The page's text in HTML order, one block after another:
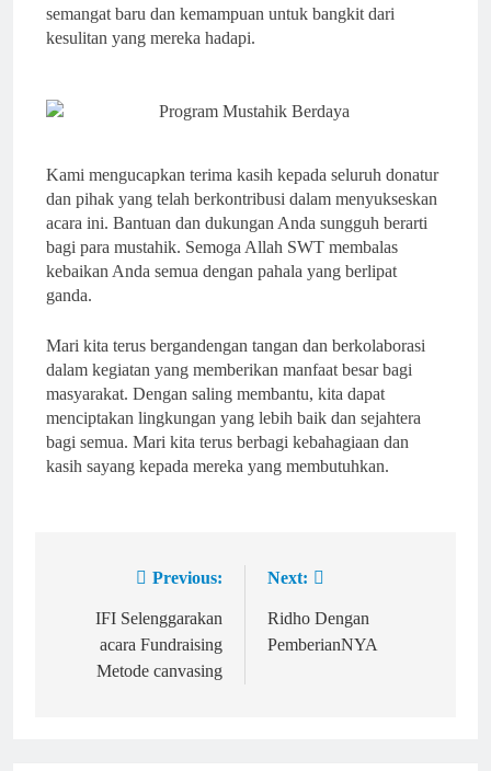
semangat baru dan kemampuan untuk bangkit dari
kesulitan yang mereka hadapi.
Kami mengucapkan terima kasih kepada seluruh donatur
dan pihak yang telah berkontribusi dalam menyukseskan
acara ini. Bantuan dan dukungan Anda sungguh berarti
bagi para mustahik. Semoga Allah SWT membalas
kebaikan Anda semua dengan pahala yang berlipat
ganda.
Mari kita terus bergandengan tangan dan berkolaborasi
dalam kegiatan yang memberikan manfaat besar bagi
masyarakat. Dengan saling membantu, kita dapat
menciptakan lingkungan yang lebih baik dan sejahtera
bagi semua. Mari kita terus berbagi kebahagiaan dan
kasih sayang kepada mereka yang membutuhkan.
Previous:
IFI Selenggarakan
acara Fundraising
Metode canvasing
Next:
Ridho Dengan
PemberianNYA